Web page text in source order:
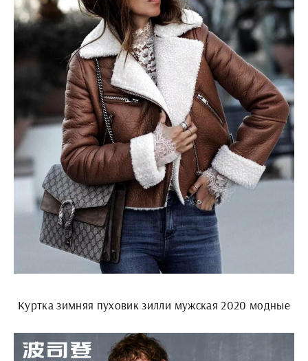
Куртка зимняя пуховик зилли мужская 2020 модные